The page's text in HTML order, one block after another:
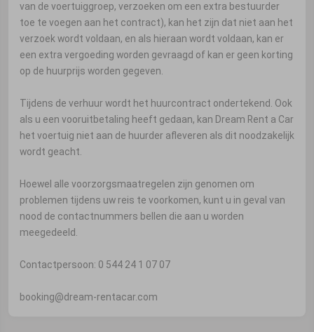
van de voertuiggroep, verzoeken om een ​​extra bestuurder
toe te voegen aan het contract), kan het zijn dat niet aan het
verzoek wordt voldaan, en als hieraan wordt voldaan, kan er
een extra vergoeding worden gevraagd of kan er geen korting
op de huurprijs worden gegeven.
Tijdens de verhuur wordt het huurcontract ondertekend. Ook
als u een vooruitbetaling heeft gedaan, kan Dream Rent a Car
het voertuig niet aan de huurder afleveren als dit noodzakelijk
wordt geacht.
Hoewel alle voorzorgsmaatregelen zijn genomen om
problemen tijdens uw reis te voorkomen, kunt u in geval van
nood de contactnummers bellen die aan u worden
meegedeeld.
Contactpersoon: 0 544 24 1 07 07
booking@dream-rentacar.com